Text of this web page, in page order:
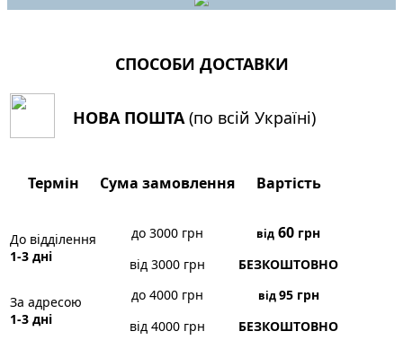
СПОСОБИ ДОСТАВКИ
НОВА ПОШТА(по всій Україні)
Термін Сума замовлення Вартість
До відділення
1-3 дні
до 3000 грн від 60 грн
від 3000 грн
БЕЗКОШТОВНО
За адресою
1-3 дні
до 4000 грн від95грн
від 4000 грн
БЕЗКОШТОВНО